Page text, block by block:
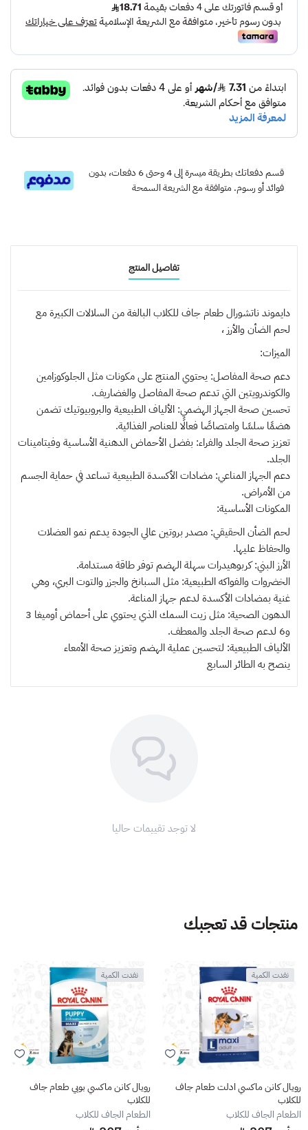
قسم دفعاتك بطريقة ميسرة إلى 4 وحتى 6 دفعات، بدون
فوائد أو رسوم. متوافقة مع الشريعة السمحة
تفاصيل المنتج
دايموند ناتشورال طعام جاف للكلاب البالغة من السلالات الكبيرة مع
لحم الضأن والأرز ،
الميزات:
دعم صحة المفاصل: يحتوي المنتج على مكونات مثل الجلوكوزامين
والكوندرويتين التي تدعم صحة المفاصل والغضاريف.
تحسين صحة الجهاز الهضمي: الألياف الطبيعية والبروبيوتيك تضمن
هضمًا سلسًا وامتصاصًا فعالًا للعناصر الغذائية.
تعزيز صحة الجلد والفراء: بفضل الأحماض الدهنية الأساسية وفيتامينات
الجلد.
دعم الجهاز المناعي: مضادات الأكسدة الطبيعية تساعد في حماية الجسم
من الأمراض.
المكونات الأساسية:
لحم الضأن الحقيقي: مصدر بروتين عالي الجودة يدعم نمو العضلات
والحفاظ عليها.
الأرز البني: كربوهيدرات سهلة الهضم توفر طاقة مستدامة.
الخضروات والفواكه الطبيعية: مثل السبانخ والجزر والتوت البري، وهي
غنية بمضادات الأكسدة لدعم جهاز المناعة.
الدهون الصحية: مثل زيت السمك الذي يحتوي على أحماض أوميغا 3
و6 لدعم صحة الجلد والمعطف.
الألياف الطبيعية: لتحسين عملية الهضم وتعزيز صحة الأمعاء
ينصح بهالطائر السابع
لا توجد تقييمات حاليا
منتجات قد تعجبك
نفدت الكمية
رويال كانن ماكسي ادلت طعام جاف
للكلاب
الطعام الجاف للكلاب
نفدت الكمية
رويال كانن ماكسي بوبي طعام جاف
للكلاب
الطعام الجاف للكلاب